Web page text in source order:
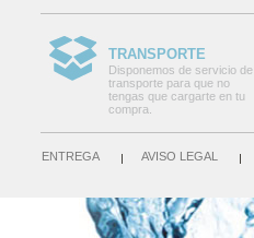
TRANSPORTE
Disponemos de servicio de
transporte para que no
tengas que cargarte en tu
compra.
ENTREGA AVISO LEGAL